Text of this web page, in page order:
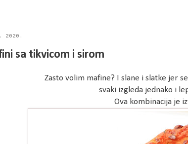
2020.
sa tikvicom i sirom
Zasto volim mafine? I slane i slatke jer
svaki izgleda jednako i
Ova kombinacija je